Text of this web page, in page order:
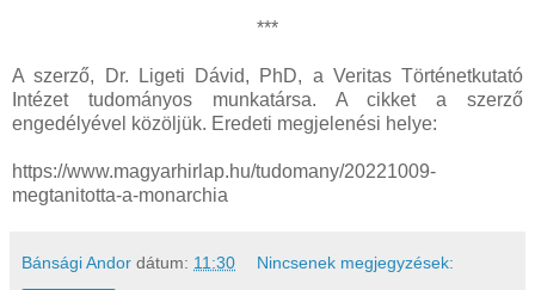
***
A szerző, Dr. Ligeti Dávid, PhD, a Veritas Történetkutató
Intézet tudományos munkatársa. A cikket a szerző
engedélyével közöljük. Eredeti megjelenési helye:
https://www.magyarhirlap.hu/tudomany/20221009-
megtanitotta-a-monarchia
Bánsági Andor dátum: 11:30 Nincsenek megjegyzések: